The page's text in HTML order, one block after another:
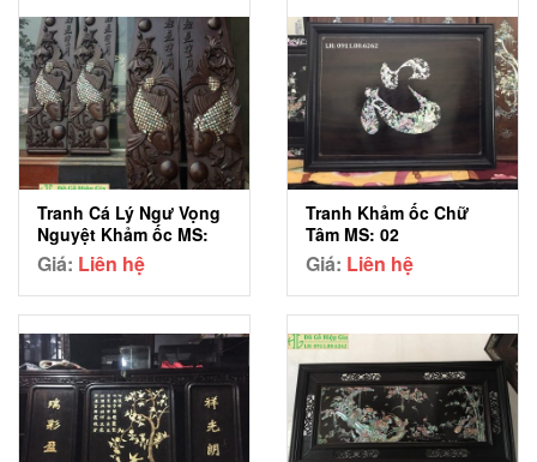
Tranh Cá Lý Ngư Vọng
Nguyệt Khảm ốc MS:
01
Giá: Liên hệ
Tranh Khảm ốc Chữ
Tâm MS: 02
Giá: Liên hệ